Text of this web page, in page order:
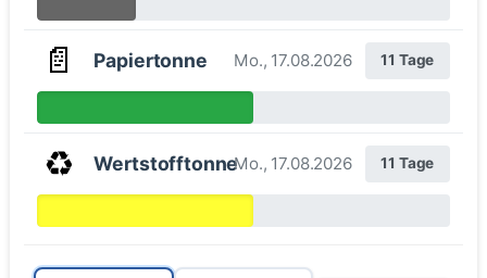
📄 Papiertonne Mo., 17.08.2026 11 Tage
♻️ WertstofftonneMo., 17.08.2026 11 Tage